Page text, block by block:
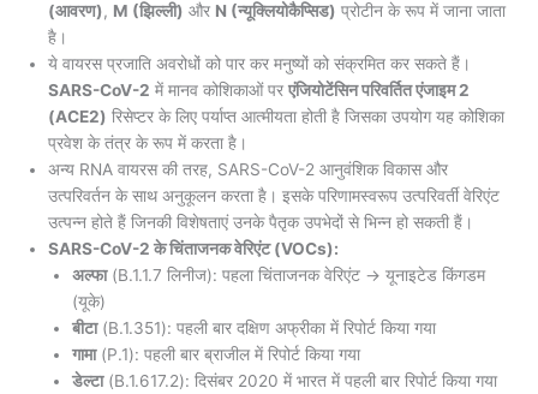
(आवरण), M (झिल्ली) और N (न्यूक्लियोकैप्सिड) प्रोटीन के रूप में जाना जाता
है।
ये वायरस प्रजाति अवरोधों को पार कर मनुष्यों को संक्रमित कर सकते हैं।
SARS-CoV-2 में मानव कोशिकाओं पर एंजियोटेंसिन परिवर्तित एंजाइम 2
(ACE2) रिसेप्टर के लिए पर्याप्त आत्मीयता होती है जिसका उपयोग यह कोशिका
प्रवेश के तंत्र के रूप में करता है।
अन्य RNA वायरस की तरह, SARS-CoV-2 आनुवंशिक विकास और
उत्परिवर्तन के साथ अनुकूलन करता है। इसके परिणामस्वरूप उत्परिवर्ती वेरिएंट
उत्पन्न होते हैं जिनकी विशेषताएं उनके पैतृक उपभेदों से भिन्न हो सकती हैं।
SARS-CoV-2 के चिंताजनक वेरिएंट (VOCs):
अल्फा(B.1.1.7 लिनीज): पहला चिंताजनक वेरिएंट → यूनाइटेड किंगडम
(यूके)
बीटा(B.1.351): पहली बार दक्षिण अफ्रीका में रिपोर्ट किया गया
गामा(P.1): पहली बार ब्राजील में रिपोर्ट किया गया
डेल्टा(B.1.617.2): दिसंबर 2020 में भारत में पहली बार रिपोर्ट किया गया